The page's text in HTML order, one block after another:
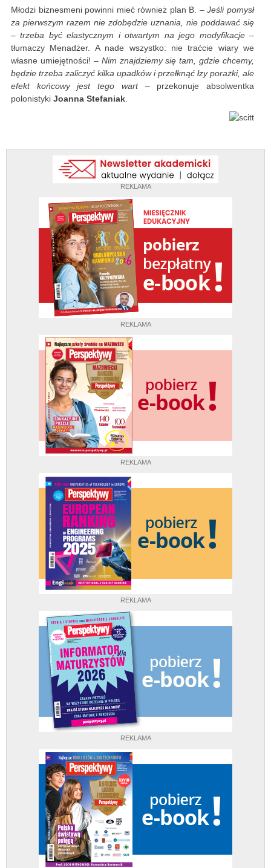
REKLAMA
REKLAMA
REKLAMA
REKLAMA
REKLAMA
Młodzi biznesmeni powinni mieć również plan B. –Jeśli pomysł
za pierwszym razem nie zdobędzie uznania, nie poddawać się
– trzeba być elastycznym i otwartym na jego modyfikacje–
tłumaczy Menadżer. A nade wszystko: nie traćcie wiary we
własne umiejętności! –Nim znajdziemy się tam, gdzie chcemy,
będzie trzeba zaliczyć kilka upadków i przełknąć łzy porażki, ale
efekt końcowy jest tego wart– przekonuje absolwentka
polonistyki Joanna Stefaniak.